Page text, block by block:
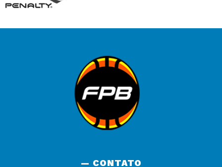
— CONTATO